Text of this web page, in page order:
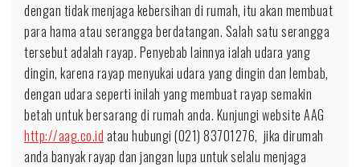
dengan tidak menjaga kebersihan di rumah, itu akan membuat
para hama atau serangga berdatangan. Salah satu serangga
tersebut adalah rayap. Penyebab lainnya ialah udara yang
dingin, karena rayap menyukai udara yang dingin dan lembab,
dengan udara seperti inilah yang membuat rayap semakin
betah untuk bersarang di rumah anda. Kunjungi website AAG
http://aag.co.id atau hubungi (021) 83701276, jika dirumah
anda banyak rayap dan jangan lupa untuk selalu menjaga